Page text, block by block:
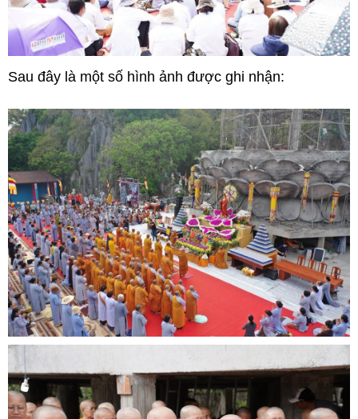
Sau đây là một số hình ảnh được ghi nhận: